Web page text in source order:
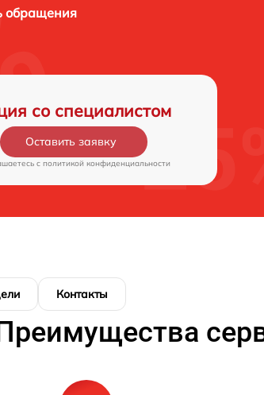
обращения
со специалистом
Оставить заявку
c политикой конфиденциальности
Контакты